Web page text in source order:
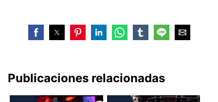
Publicaciones relacionadas